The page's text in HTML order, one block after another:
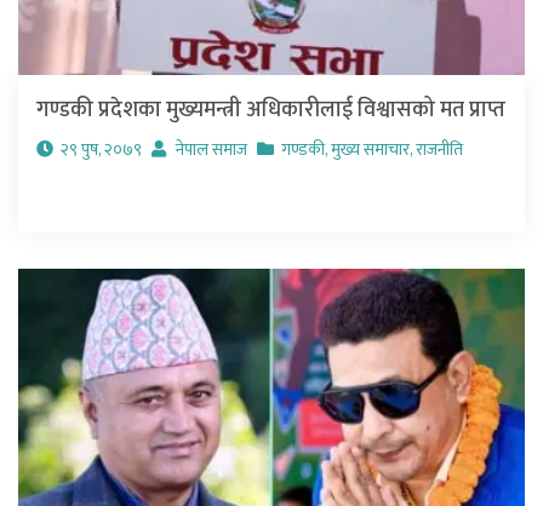
गण्डकी प्रदेशका मुख्यमन्त्री अधिकारीलाई विश्वासको मत प्राप्त
२९ पुष, २०७९ नेपाल समाज गण्डकी,मुख्य समाचार,राजनीति